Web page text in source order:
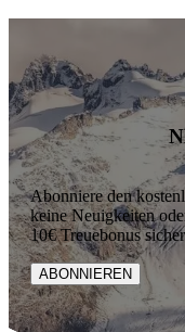
Abonniere den
keine Neuigkeiten
10€ Treuebonus
ABONNIEREN